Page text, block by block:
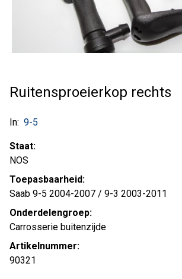
Ruitensproeierkop rechts
In: 9-5
Staat:
NOS
Toepasbaarheid:
Saab 9-5 2004-2007 / 9-3 2003-2011
Onderdelengroep:
Carrosserie buitenzijde
Artikelnummer:
90321